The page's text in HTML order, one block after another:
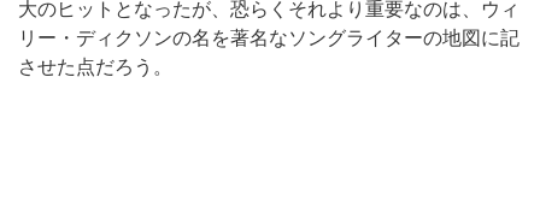
大のヒットとなったが、恐らくそれより重要なのは、ウィ
リー・ディクソンの名を著名なソングライターの地図に記
させた点だろう。